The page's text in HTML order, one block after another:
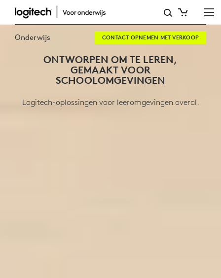
EDUCATION
Onderwijs CONTACT OPNEMEN MET VERKOOP
ONTWORPEN OM TE LEREN,
GEMAAKT VOOR
SCHOOLOMGEVINGEN
Logitech-oplossingen voor leeromgevingen overal.